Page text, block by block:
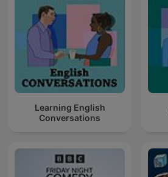
Learning English
Conversations